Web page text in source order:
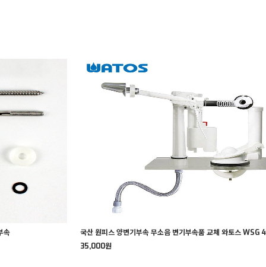
속
국산 원피스 양변기부속 무소음 변기부속품 교체 와토스
35,000원